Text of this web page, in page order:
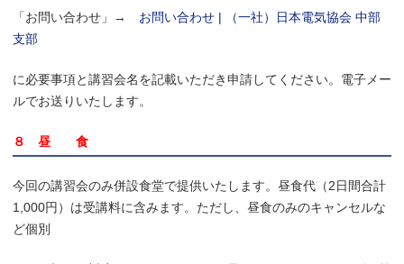
「お問い合わせ」→ お問い合わせ | （一社）日本電気協会 中部
支部
に必要事項と講習会名を記載いただき申請してください。電子メー
ルでお送りいたします。
８ 昼 食
今回の講習会のみ併設食堂で提供いたします。昼食代（2日間合計
1,000円）は受講料に含みます。ただし、昼食のみのキャンセルな
ど個別